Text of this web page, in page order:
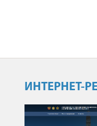
ИНТЕРНЕТ-